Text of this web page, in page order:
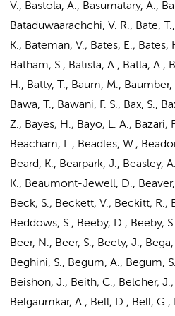
V., Bastola, A., Basumatary, A.,
Bataduwaarachchi, V. R., Bate,
K., Bateman, V., Bates, E., Bates,
Batham, S., Batista, A., Batla, A.,
H., Batty, T., Baum, M., Baumber,
Bawa, T., Bawani, F. S., Bax, S.,
Z., Bayes, H., Bayo, L. A., Bazari,
Beacham, L., Beadles, W.,
Beard, K., Bearpark, J., Beasley,
K., Beaumont-Jewell, D., Beaver,
Beck, S., Beckett, V., Beckitt, R.,
Beddows, S., Beeby, D., Beeby,
Beer, N., Beer, S., Beety, J.,
Beghini, S., Begum, A., Begum,
Beishon, J., Beith, C., Belcher,
Belgaumkar, A., Bell, D., Bell,